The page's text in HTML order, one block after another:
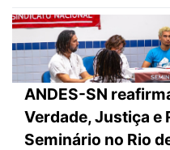
ANDES-SN
Verdade, Justiça e
Seminário no Rio